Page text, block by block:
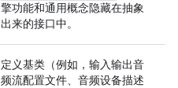
擎功能和通用概念隐藏在抽象
出来的接口中。
定义基类（例如，输入输出音
频流配置文件、音频设备描述